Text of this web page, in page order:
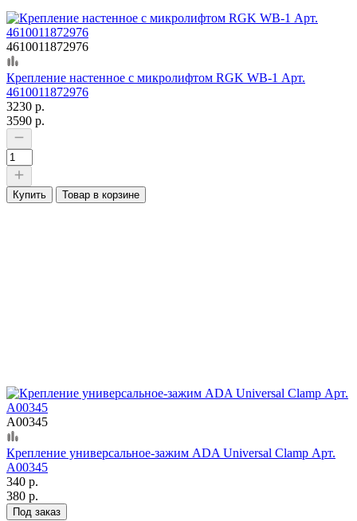
4610011872976
Крепление настенное с микролифтом RGK WB-1 Арт.
4610011872976
3230 р.
3590 р.
Купить Товар в корзине
А00345
Крепление универсальное-зажим ADA Universal Clamp Арт.
А00345
340 р.
380 р.
Под заказ